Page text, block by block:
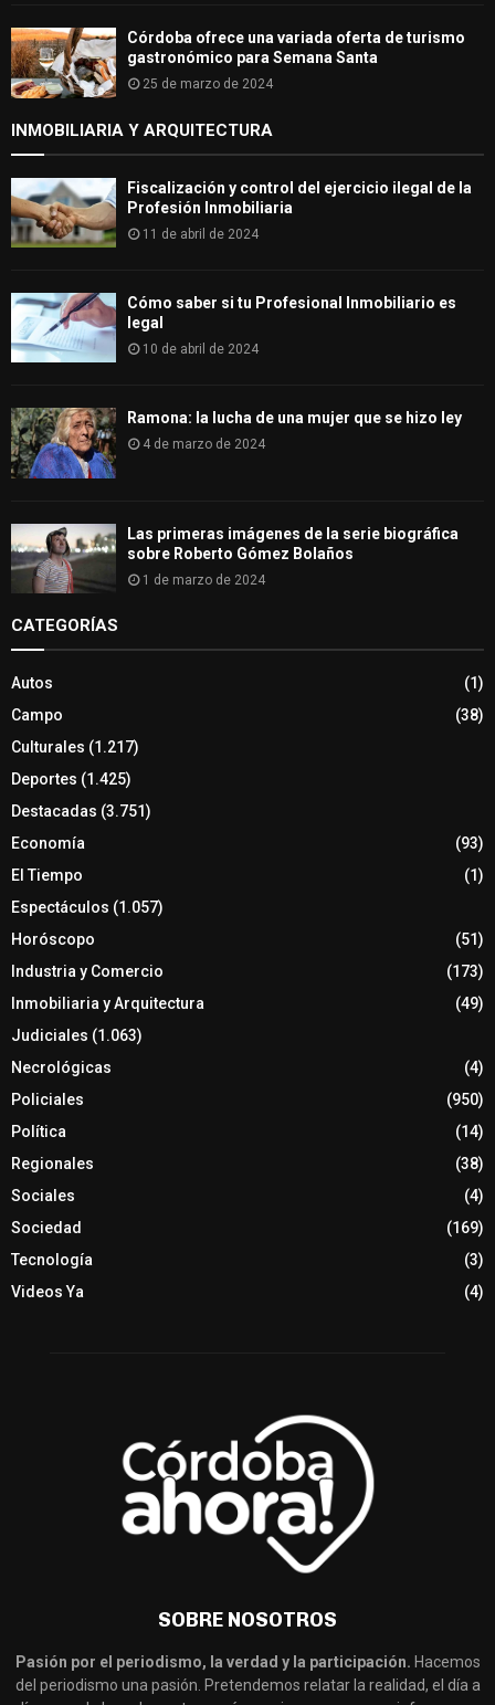
Córdoba ofrece una variada oferta de turismo
gastronómico para Semana Santa
25 de marzo de 2024
INMOBILIARIA Y ARQUITECTURA
Fiscalización y control del ejercicio ilegal de la
Profesión Inmobiliaria
11 de abril de 2024
Cómo saber si tu Profesional Inmobiliario es
legal
10 de abril de 2024
Ramona: la lucha de una mujer que se hizo ley
4 de marzo de 2024
Las primeras imágenes de la serie biográfica
sobre Roberto Gómez Bolaños
1 de marzo de 2024
CATEGORÍAS
Autos
(1)
Campo
(38)
Culturales (1.217)
Deportes (1.425)
Destacadas (3.751)
Economía
(93)
El Tiempo
(1)
Espectáculos (1.057)
Horóscopo
(51)
Industria y Comercio
(173)
Inmobiliaria y Arquitectura
(49)
Judiciales (1.063)
Necrológicas
(4)
Policiales
(950)
Política
(14)
Regionales
(38)
Sociales
(4)
Sociedad
(169)
Tecnología
(3)
Videos Ya
(4)
SOBRE NOSOTROS
Pasión por el periodismo, la verdad y la participación. Hacemos
del periodismo una pasión. Pretendemos relatar la realidad, el día a